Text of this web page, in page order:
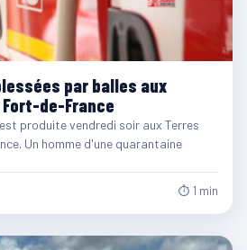
par balles aux
de-France
produite vendredi soir aux Terres
Un homme d'une quarantaine
⏱ 1 min